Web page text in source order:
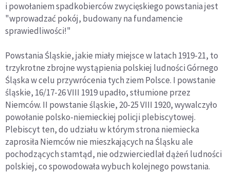
i powołaniem spadkobierców zwycięskiego powstania jest
"wprowadzać pokój, budowany na fundamencie
sprawiedliwości!"
Powstania Śląskie, jakie miały miejsce w latach 1919-21, to
trzykrotne zbrojne wystąpienia polskiej ludności Górnego
Śląska w celu przywrócenia tych ziem Polsce. I powstanie
śląskie, 16/17-26 VIII 1919 upadło, stłumione przez
Niemców. II powstanie śląskie, 20-25 VIII 1920, wywalczyło
powołanie polsko-niemieckiej policji plebiscytowej.
Plebiscyt ten, do udziału w którym strona niemiecka
zaprosiła Niemców nie mieszkających na Śląsku ale
pochodzących stamtąd, nie odzwierciedlał dążeń ludności
polskiej, co spowodowała wybuch kolejnego powstania.